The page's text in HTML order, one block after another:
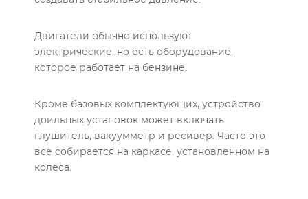
Двигатели обычно используют
электрические, но есть оборудование,
которое работает на бензине.
Кроме базовых комплектующих, устройство
доильных установок может включать
глушитель, вакуумметр и ресивер. Часто это
все собирается на каркасе, установленном на
колеса.